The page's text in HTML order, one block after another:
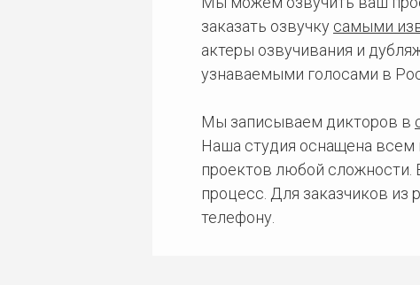
заказать озвучку самыми
актеры озвучивания и
узнаваемыми голосами в
Мы записываем дикторов в
Наша студия оснащена
проектов любой сложности.
процесс. Для заказчиков
телефону.